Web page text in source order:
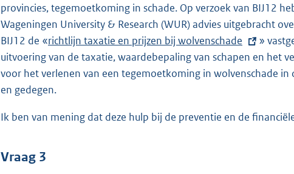
provincies, tegemoetkoming in schade. Op verzoek van BIJ12
Wageningen University & Research (WUR) advies uitgebracht
BIJ12 de «E
x
t
e
n
richtlijn taxatie en prijzen bij wolvenschade
»
uitvoering van de taxatie, waardebepaling van schapen en het
voor het verlenen van een tegemoetkoming in wolvenschade
en gedegen.
Ik ben van mening dat deze hulp bij de preventie en de
Vraag 3